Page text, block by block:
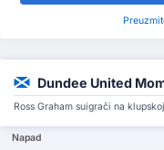
Dundee United
Ross Graham suigrači na
Napad